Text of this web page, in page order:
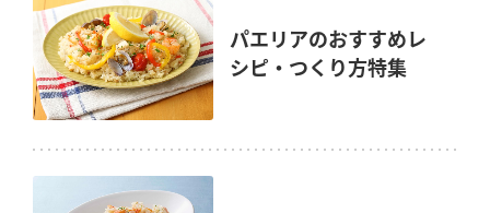
パエリアのおすすめレ
シピ・つくり方特集